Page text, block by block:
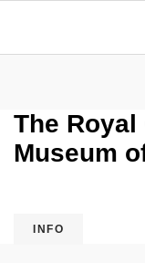
The
Museum
INFO